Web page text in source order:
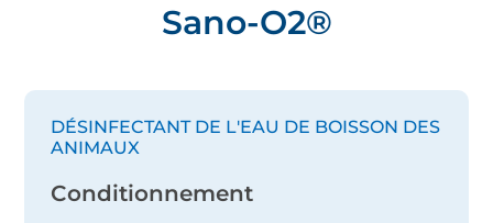
Sano-O2®
DÉSINFECTANT DE L'EAU DE BOISSON DES
ANIMAUX
Conditionnement